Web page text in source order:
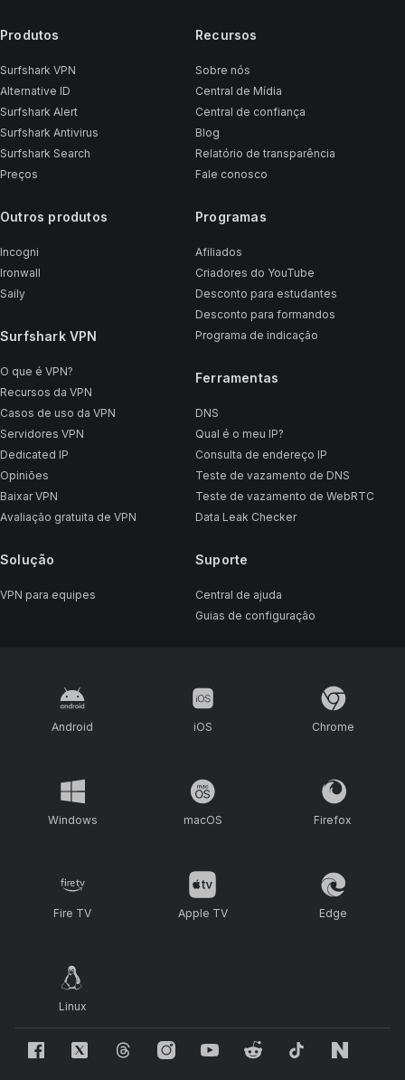
Produtos
Surfshark VPN
Alternative ID
Surfshark Alert
Surfshark Antivirus
Surfshark Search
Preços
Outros produtos
Incogni
Ironwall
Saily
Surfshark VPN
O que é VPN?
Recursos da VPN
Casos de uso da VPN
Servidores VPN
Dedicated IP
Opiniões
Baixar VPN
Avaliação gratuita de VPN
Solução
VPN para equipes
Recursos
Sobre nós
Central de Mídia
Central de confiança
Blog
Relatório de transparência
Fale conosco
Programas
Afiliados
Criadores do YouTube
Desconto para estudantes
Desconto para formandos
Programa de indicação
Ferramentas
DNS
Qual é o meu IP?
Consulta de endereço IP
Teste de vazamento de DNS
Teste de vazamento de WebRTC
Data Leak Checker
Suporte
Central de ajuda
Guias de configuração
Android iOS Chrome
Windows macOS Firefox
Fire TV Apple TV Edge
Linux